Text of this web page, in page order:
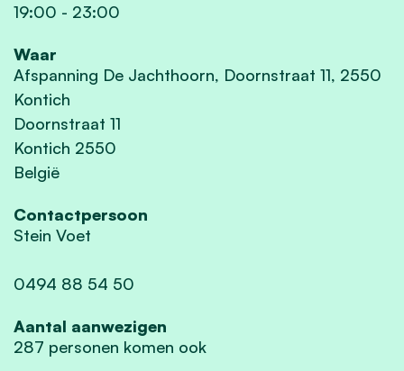
19:00 - 23:00
Waar
Afspanning De Jachthoorn, Doornstraat 11, 2550
Kontich
Doornstraat 11
Kontich 2550
België
Contactpersoon
Stein Voet
0494 88 54 50
Aantal aanwezigen
287 personen komen ook